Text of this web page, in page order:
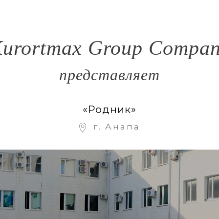
Group
представляет
«Родник»
г. Анапа